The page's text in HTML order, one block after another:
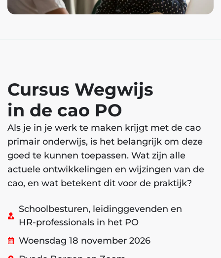
Cursus Wegwijs
in de cao PO
Als je in je werk te maken krijgt met de cao
primair onderwijs, is het belangrijk om deze
goed te kunnen toepassen. Wat zijn alle
actuele ontwikkelingen en wijzingen van de
cao, en wat betekent dit voor de praktijk?
Schoolbesturen, leidinggevenden en
HR-professionals in het PO
Woensdag 18 november 2026